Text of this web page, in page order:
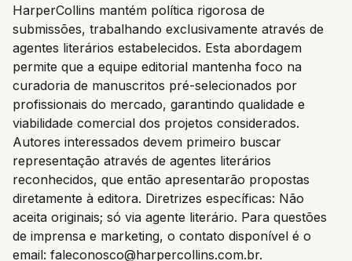
HarperCollins mantém política rigorosa de
submissões, trabalhando exclusivamente através de
agentes literários estabelecidos. Esta abordagem
permite que a equipe editorial mantenha foco na
curadoria de manuscritos pré-selecionados por
profissionais do mercado, garantindo qualidade e
viabilidade comercial dos projetos considerados.
Autores interessados devem primeiro buscar
representação através de agentes literários
reconhecidos, que então apresentarão propostas
diretamente à editora. Diretrizes específicas: Não
aceita originais; só via agente literário. Para questões
de imprensa e marketing, o contato disponível é o
email: faleconosco@harpercollins.com.br.